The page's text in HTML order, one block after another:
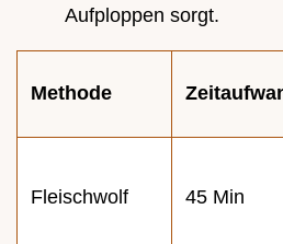
Aufploppen sorgt.
Methode
Fleischwolf 45 Min